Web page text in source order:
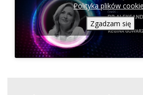
Polityka plików
Zgadzam się